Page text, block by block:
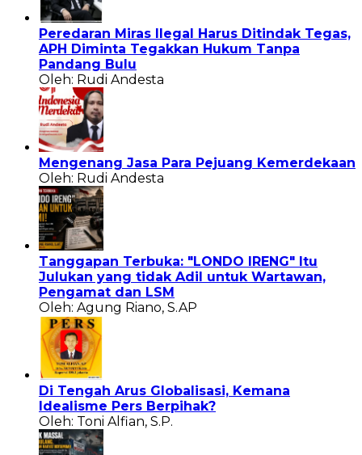
Peredaran Miras Ilegal Harus Ditindak Tegas,
APH Diminta Tegakkan Hukum Tanpa
Pandang Bulu
Oleh: Rudi Andesta
Mengenang Jasa Para Pejuang Kemerdekaan
Oleh: Rudi Andesta
Tanggapan Terbuka: "LONDO IRENG" Itu
Julukan yang tidak Adil untuk Wartawan,
Pengamat dan LSM
Oleh: Agung Riano, S.AP
Di Tengah Arus Globalisasi, Kemana
Idealisme Pers Berpihak?
Oleh: Toni Alfian, S.P.